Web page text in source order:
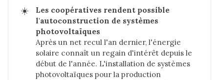
☀️
Les coopératives rendent possible
l'autoconstruction de systèmes
photovoltaïques
Après un net recul l'an dernier, l'énergie
solaire connaît un regain d'intérêt depuis le
début de l'année. L'installation de systèmes
photovoltaïques pour la production